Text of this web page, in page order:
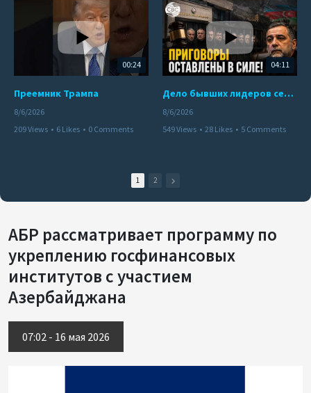
00:24
Преемник Трампа
8/6/2026
209 Views • 6 Likes • 0 Comments
04:11
Дело бывших лидеров сепаратистского режима в Карабахе
8/6/2026
549 Views • 28 Likes • 5 Comments
1 2
АБР рассматривает программу по
укреплению госфинансовых
институтов с участием
Азербайджана
07:02 - 16 мая 2026